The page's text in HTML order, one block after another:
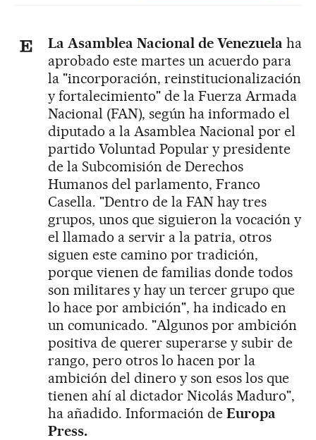
La Asamblea Nacional de Venezuela ha
aprobado este martes un acuerdo para
la "incorporación, reinstitucionalización
y fortalecimiento" de la Fuerza Armada
Nacional (FAN), según ha informado el
diputado a la Asamblea Nacional por el
partido Voluntad Popular y presidente
de la Subcomisión de Derechos
Humanos del parlamento, Franco
Casella. "Dentro de la FAN hay tres
grupos, unos que siguieron la vocación y
el llamado a servir a la patria, otros
siguen este camino por tradición,
porque vienen de familias donde todos
son militares y hay un tercer grupo que
lo hace por ambición", ha indicado en
un comunicado. "Algunos por ambición
positiva de querer superarse y subir de
rango, pero otros lo hacen por la
ambición del dinero y son esos los que
tienen ahí al dictador Nicolás Maduro",
ha añadido. Información de Europa
Press.